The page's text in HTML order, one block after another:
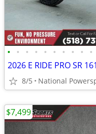
• • • • • • • • • •
2026 E RIDE PRO SR
8/5 National
$7,499